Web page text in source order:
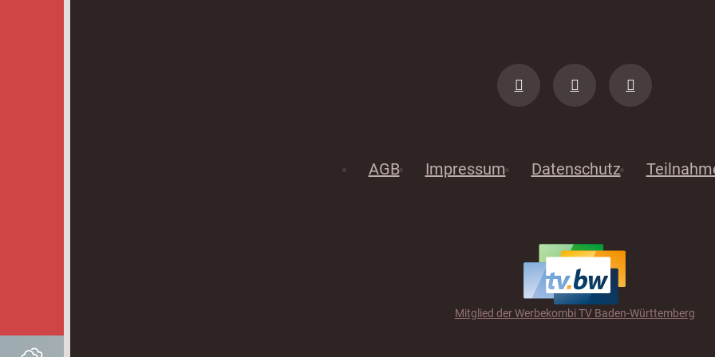
AGB Impressum Datenschutz
Mitglied der Werbekombi TV Baden-Württemberg